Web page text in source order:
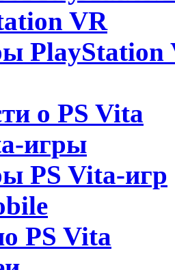
VR
PlayStation
о PS Vita
игры
PS Vita-игр
PS Vita